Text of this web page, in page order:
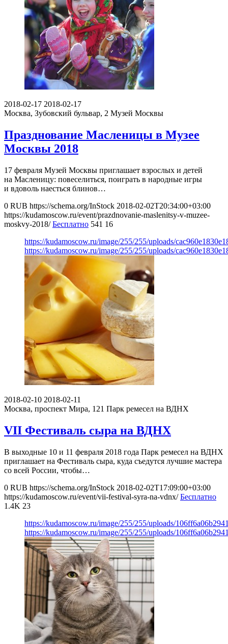
2018-02-17 2018-02-17
Москва, Зубовский бульвар, 2 Музей Москвы
Празднование Масленицы в Музее
Москвы 2018
17 февраля Музей Москвы приглашает взрослых и детей
на Масленицу: повеселиться, поиграть в народные игры
и вдоволь наесться блинов…
0 RUB https://schema.org/InStock 2018-02-02T20:34:00+03:00
https://kudamoscow.ru/event/prazdnovanie-maslenitsy-v-muzee-
moskvy-2018/ Бесплатно 541 16
https://kudamoscow.ru/image/255/255/uploads/
https://kudamoscow.ru/image/255/255/uploads/
2018-02-10 2018-02-11
Москва, проспект Мира, 121 Парк ремесел на ВДНХ
VII Фестиваль сыра на ВДНХ
В выходные 10 и 11 февраля 2018 года Парк ремесел на ВДНХ
приглашает на Фестиваль сыра, куда съедутся лучшие мастера
со всей России, чтобы…
0 RUB https://schema.org/InStock 2018-02-02T17:09:00+03:00
https://kudamoscow.ru/event/vii-festival-syra-na-vdnx/ Бесплатно
1.4K 23
https://kudamoscow.ru/image/255/255/uploads/
https://kudamoscow.ru/image/255/255/uploads/